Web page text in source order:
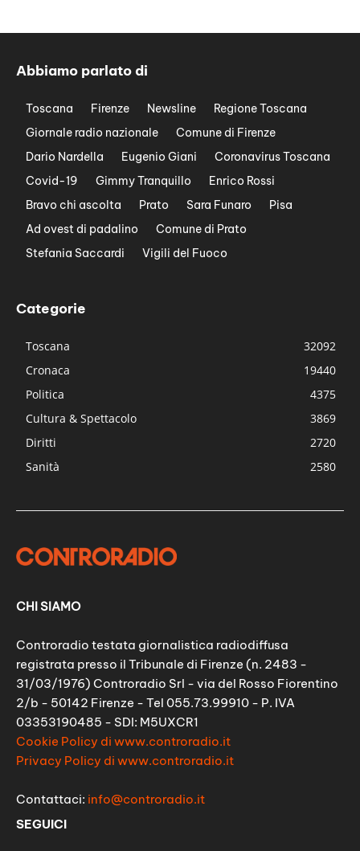
Abbiamo parlato di
Toscana Firenze Newsline
Regione Toscana
Giornale radio nazionale
Comune di Firenze
Dario Nardella
Eugenio Giani
Coronavirus Toscana
Covid-19
Gimmy Tranquillo
Enrico Rossi
Bravo chi ascolta
Prato Sara Funaro
Pisa
Ad ovest di padalino
Comune di Prato
Stefania Saccardi
Vigili del Fuoco
Categorie
Toscana
32092
Cronaca
19440
Politica
4375
Cultura & Spettacolo
3869
Diritti
2720
Sanità
2580
CHI SIAMO
Controradio testata giornalistica radiodiffusa
registrata presso il Tribunale di Firenze (n. 2483 -
31/03/1976) Controradio Srl - via del Rosso Fiorentino
2/b - 50142 Firenze - Tel 055.73.99910 - P. IVA
03353190485 - SDI: M5UXCR1
Cookie Policy di www.controradio.it
Privacy Policy di www.controradio.it
Contattaci: info@controradio.it
SEGUICI